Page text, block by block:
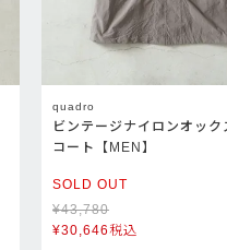
quadro
ビンテージナイロンオック
コート【MEN】
SOLD OUT
¥43,780
¥30,646税込